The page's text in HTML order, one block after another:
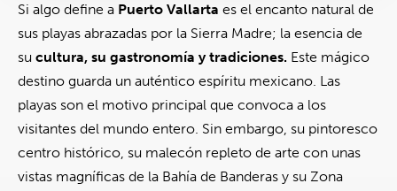
Si algo define a Puerto Vallarta es el encanto natural de
sus playas abrazadas por la Sierra Madre; la esencia de
su cultura, su gastronomía y tradiciones. Este mágico
destino guarda un auténtico espíritu mexicano. Las
playas son el motivo principal que convoca a los
visitantes del mundo entero. Sin embargo, su pintoresco
centro histórico, su malecón repleto de arte con unas
vistas magníficas de la Bahía de Banderas y su Zona